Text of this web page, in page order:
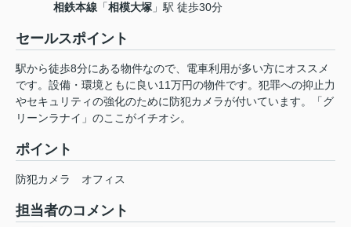
相鉄本線 「相模大塚 」駅 徒歩30分
セールスポイント
駅から徒歩8分にある物件なので、電車利用が多い方にオススメ
です。設備・環境ともに良い11万円の物件です。犯罪への抑止力
やセキュリティの強化のために防犯カメラが付いています。「グ
リーンラナイ」のここがイチオシ。
ポイント
防犯カメラ オフィス
担当者のコメント